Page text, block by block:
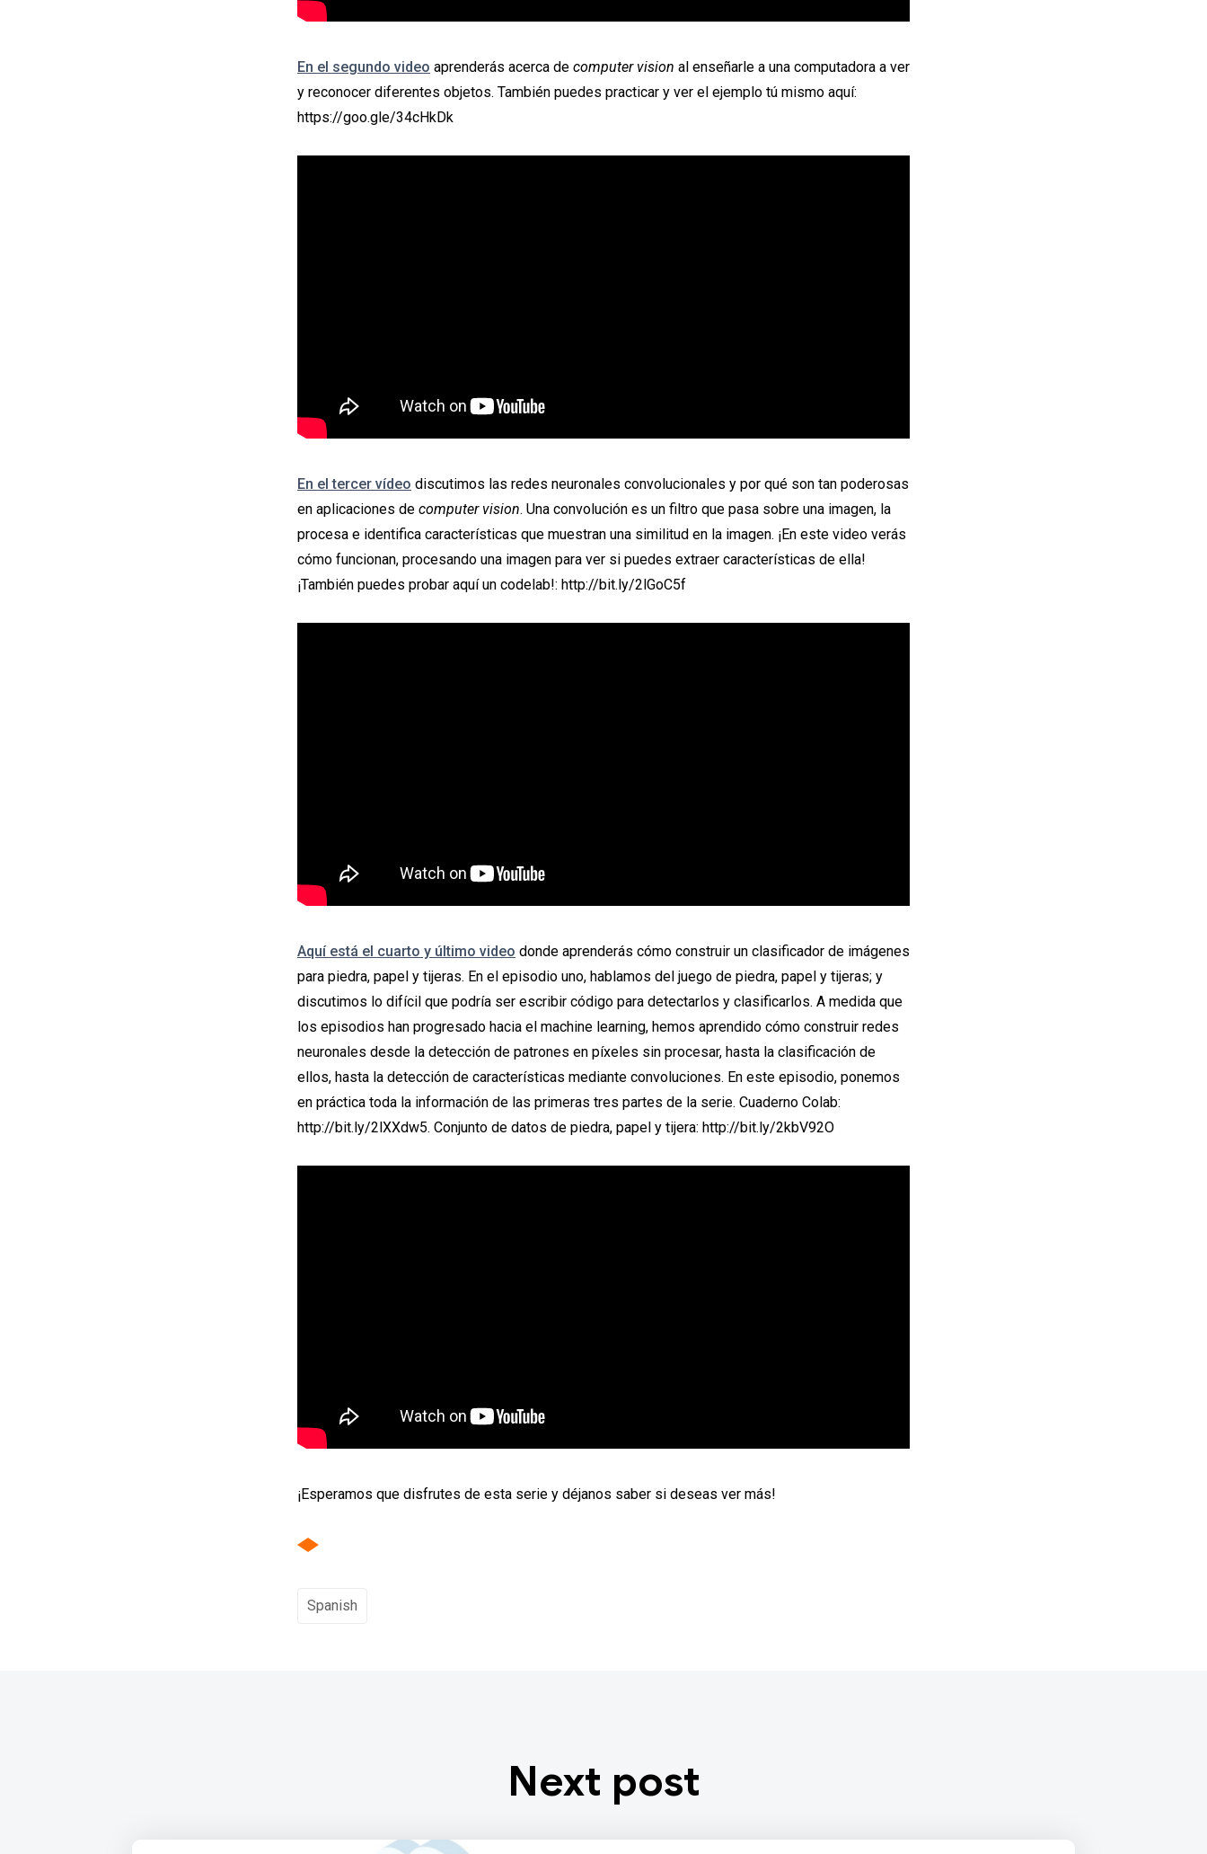
En el segundo video aprenderás acerca de computer vision al enseñarle a una computadora a ver
y reconocer diferentes objetos. También puedes practicar y ver el ejemplo tú mismo aquí:
https://goo.gle/34cHkDk
En el tercer vídeo discutimos las redes neuronales convolucionales y por qué son tan poderosas
en aplicaciones de computer vision. Una convolución es un filtro que pasa sobre una imagen, la
procesa e identifica características que muestran una similitud en la imagen. ¡En este video verás
cómo funcionan, procesando una imagen para ver si puedes extraer características de ella!
¡También puedes probar aquí un codelab!: http://bit.ly/2lGoC5f
Aquí está el cuarto y último video donde aprenderás cómo construir un clasificador de imágenes
para piedra, papel y tijeras. En el episodio uno, hablamos del juego de piedra, papel y tijeras; y
discutimos lo difícil que podría ser escribir código para detectarlos y clasificarlos. A medida que
los episodios han progresado hacia el machine learning, hemos aprendido cómo construir redes
neuronales desde la detección de patrones en píxeles sin procesar, hasta la clasificación de
ellos, hasta la detección de características mediante convoluciones. En este episodio, ponemos
en práctica toda la información de las primeras tres partes de la serie. Cuaderno Colab:
http://bit.ly/2lXXdw5. Conjunto de datos de piedra, papel y tijera: http://bit.ly/2kbV92O
¡Esperamos que disfrutes de esta serie y déjanos saber si deseas ver más!
Spanish
Next post